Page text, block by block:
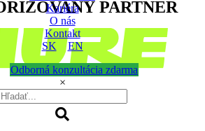
Kariéra
O nás
Kontakt
SK
EN
Odborná konzultácia zdarma
×
PARTNER